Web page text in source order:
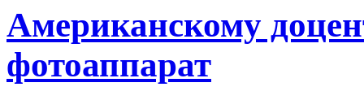
Американскому
фотоаппарат